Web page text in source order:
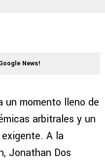
News!
un momento lleno de
arbitrales y un
A la
Jonathan Dos